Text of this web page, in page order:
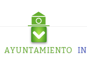
AYUNTAMIENTO